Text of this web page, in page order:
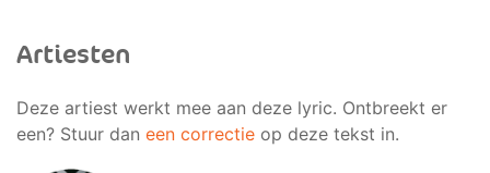
Artiesten
Deze artiest werkt mee aan deze lyric. Ontbreekt er
een? Stuur dan een correctie op deze tekst in.